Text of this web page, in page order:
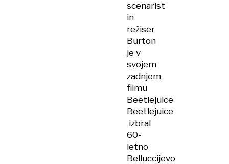
scenarist
in
režiser
Burton
je v
svojem
zadnjem
filmu
Beetlejuice
Beetlejuice
izbral
60-
letno
Belluccijevo